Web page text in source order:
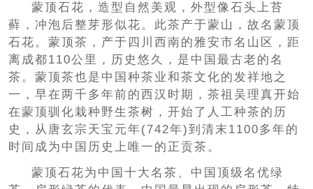
蒙顶石花，造型自然美观，外型像石头上苔
藓，冲泡后整芽形似花。此茶产于蒙山，故名蒙顶
石花。蒙顶茶，产于四川西南的雅安市名山区，距
离成都110公里，历史悠久，是中国最古老的名
茶。蒙顶茶也是中国种茶业和茶文化的发祥地之
一，早在两千多年前的西汉时期，茶祖吴理真开始
在蒙顶驯化栽种野生茶树，开始了人工种茶的历
史，从唐玄宗天宝元年(742年)到清末1100多年的
时间成为中国历史上唯一的正贡茶。
蒙顶石花为中国十大名茶、中国顶级名优绿